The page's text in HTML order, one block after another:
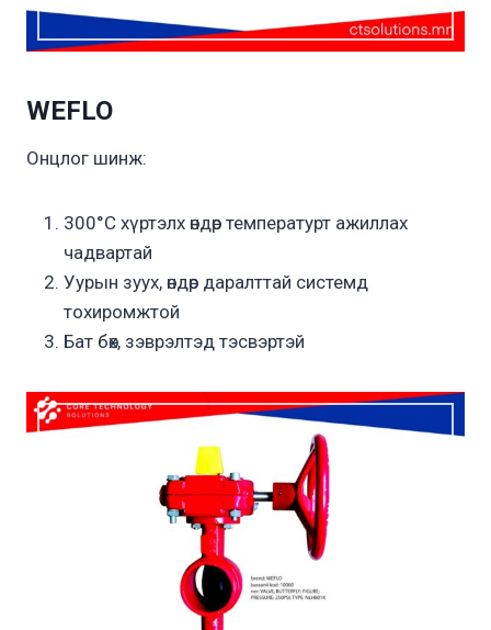
WEFLO
Онцлог шинж:
300°C хүртэлх өндөр температурт ажиллах
чадвартай
Уурын зуух, өндөр даралттай системд
тохиромжтой
Бат бөх, зэврэлтэд тэсвэртэй